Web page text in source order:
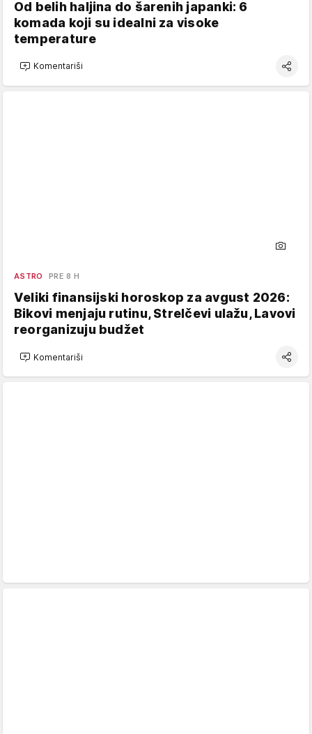
Od belih haljina do šarenih japanki: 6
komada koji su idealni za visoke
temperature
Komentariši
ASTRO PRE 8 H
Veliki finansijski horoskop za avgust 2026:
Bikovi menjaju rutinu, Strelčevi ulažu, Lavovi
reorganizuju budžet
Komentariši